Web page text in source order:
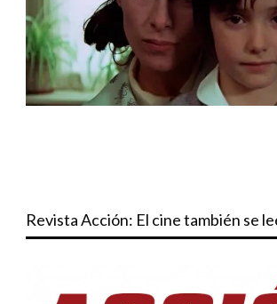
Revista Acción: El cine también se